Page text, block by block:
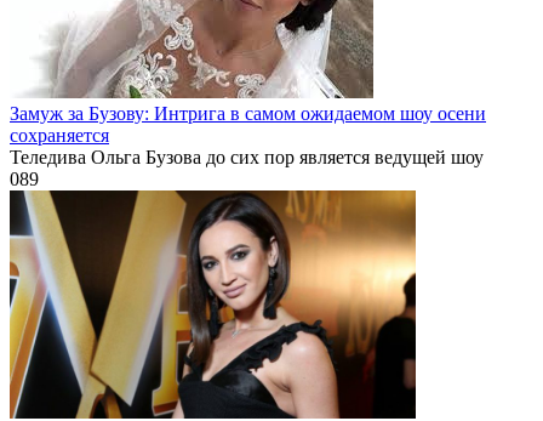
Замуж за Бузову: Интрига в самом ожидаемом шоу осени
сохраняется
Теледива Ольга Бузова до сих пор является ведущей шоу
089